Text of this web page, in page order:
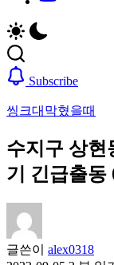
기
대
기
Subscribe
씽크대막혔을때
수지구 상현
기 긴급출동
글쓴이 alex0318